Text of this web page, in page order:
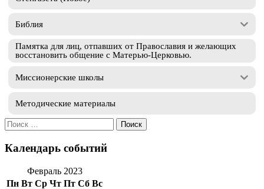
Библия
Памятка для лиц, отпавших от Православия и желающих
восстановить общение с Матерью-Церковью.
Миссионерские школы
Методические материалы
Искать:
Календарь событий
Февраль 2023
Пн Вт Ср Чт Пт Сб Вс